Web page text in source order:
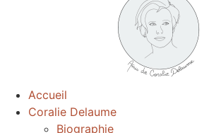
Accueil
Coralie Delaume
Biographie